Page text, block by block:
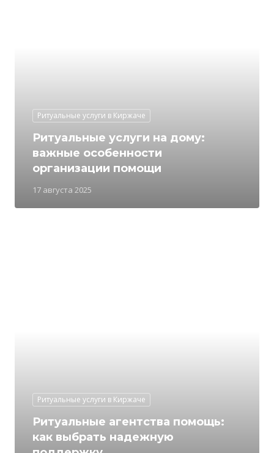
Ритуальные услуги в Киржаче
17 августа 2025
Ритуальные услуги на дому:
важные особенности
организации помощи
Ритуальные услуги в Киржаче
Ритуальные агентства помощь:
как выбрать надежную